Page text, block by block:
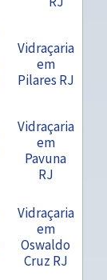
Vidraçaria
em
Pilares RJ
Vidraçaria
em
Pavuna
RJ
Vidraçaria
em
Oswaldo
Cruz RJ